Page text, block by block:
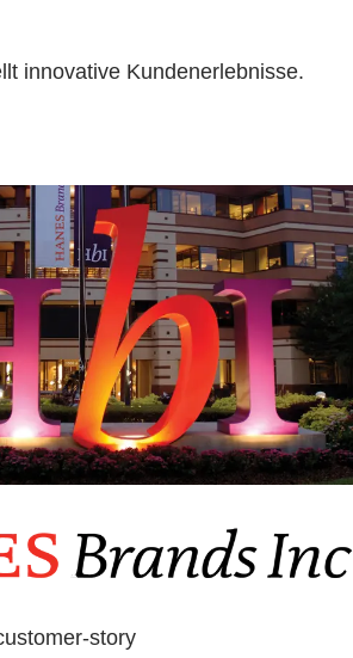
innovative Kundenerlebnisse.
story